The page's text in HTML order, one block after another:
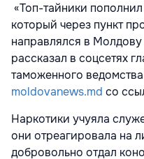
«Топ-тайники
который через пункт
направлялся в
рассказал в соцсетях
таможенного
moldovanews.md со
Наркотики учуяла
они отреагировала на
добровольно отдал